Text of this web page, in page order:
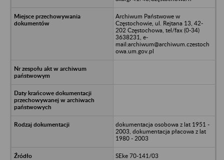
Archiwum Państwowe w
Częstochowie, ul. Rejtana 13, 42-
202 Częstochowa, tel/fax (0-34)
3638231, e-
mail:archiwum@archiwum.czestoch
owa.um.gov.pl
dokumentacja osobowa z lat 1951 -
2003, dokumentacja płacowa z lat
1980 - 2003
SEke 70-141/03